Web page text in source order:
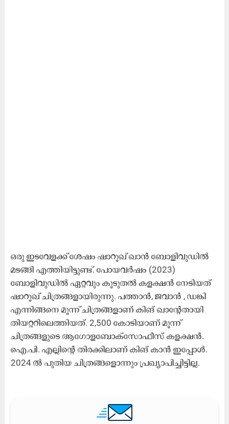
ഒരു ഇടവേളക്ക് ശേഷം ഷാറൂഖ് ഖാൻ ബോളിവുഡിൽ
മടങ്ങി എത്തിയിട്ടുണ്ട്. പോയവർഷം (2023)
ബോളിവുഡിൽ ഏറ്റവും കൂടുതൽ കളക്ഷൻ നേടിയത്
ഷാറൂഖ് ചിത്രങ്ങളായിരുന്നു. പത്താൻ, ജവാൻ , ഡങ്കി
എന്നിങ്ങനെ മൂന്ന് ചിത്രങ്ങളാണ് കിങ് ഖാന്റേതായി
തിയറ്ററിലെത്തിയത്. 2,500 കോടിയാണ് മൂന്ന്
ചിത്രങ്ങളുടെ ആഗോളബോക്സോഫീസ് കളക്ഷൻ.
ഐ.പി. എല്ലിന്റെ തിരക്കിലാണ് കിങ് കാൻ ഇപ്പോൾ.
2024 ൽ പുതിയ ചിത്രങ്ങളൊന്നും പ്രഖ്യാപിച്ചിട്ടില്ല.